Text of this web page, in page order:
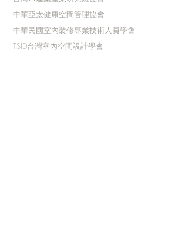
中華亞太健康空間管理協會
中華民國室內裝修專業技術人員學會
TSID台灣室內空間設計學會